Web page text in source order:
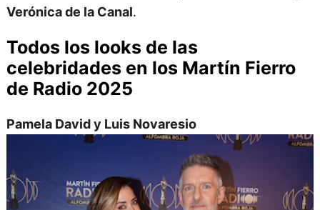
Verónica de la Canal.
Todos los looks de las
celebridades en los Martín Fierro
de Radio 2025
Pamela David y Luis Novaresio